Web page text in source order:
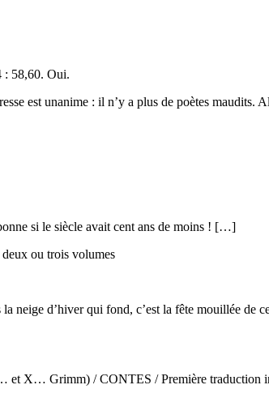
: 58,60. Oui.
est unanime : il n’y a plus de poètes
si le siècle avait cent ans de moins ! […]
ou trois volumes
neige d’hiver qui fond, c’est la fête mouillée de
et X… Grimm) / CONTES / Première traduction